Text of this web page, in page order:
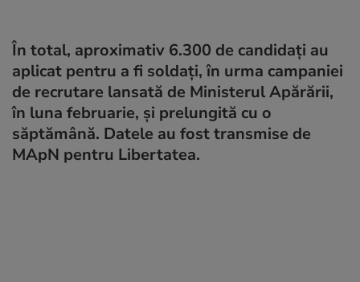
În total, aproximativ 6.300 de candidați au
aplicat pentru a fi soldați, în urma campaniei
de recrutare lansată de Ministerul Apărării,
în luna februarie, și prelungită cu o
săptămână. Datele au fost transmise de
MApN pentru Libertatea.